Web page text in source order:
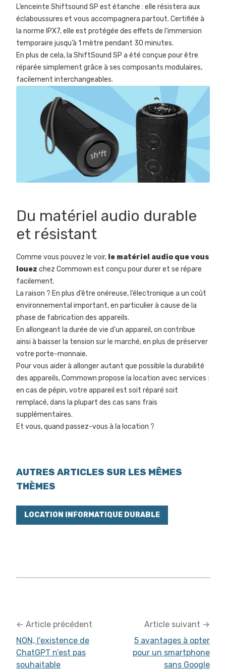
L’enceinte Shiftsound SP est étanche : elle résistera aux
éclaboussures et vous accompagnera partout. Certifiée à
la norme IPX7, elle est protégée des effets de l’immersion
temporaire jusqu’à 1 mètre pendant 30 minutes.
En plus de cela, la ShiftSound SP a été conçue pour être
réparée simplement grâce à ses composants modulaires,
facilement interchangeables.
Du matériel audio durable
et résistant
Comme vous pouvez le voir, le matériel audio que vous
louez chez Commown est conçu pour durer et se répare
facilement.
La raison ? En plus d’être onéreuse, l’électronique a un coût
environnemental important, en particulier à cause de la
phase de fabrication des appareils.
En allongeant la durée de vie d’un appareil, on contribue
ainsi à baisser la tension sur le marché, en plus de préserver
votre porte-monnaie.
Pour vous aider à allonger autant que possible la durabilité
des appareils, Commown propose la location avec services :
en cas de pépin, votre appareil est soit réparé soit
remplacé, dans la plupart des cas sans frais
supplémentaires.
Et vous, quand passez-vous à la location ?
AUTRES ARTICLES SUR LES MÊMES
THÈMES
LOCATION INFORMATIQUE DURABLE
← Article précédent
NON, l'existence de
ChatGPT n’est pas
souhaitable
Article suivant →
5 avantages à opter
pour un smartphone
sans Google